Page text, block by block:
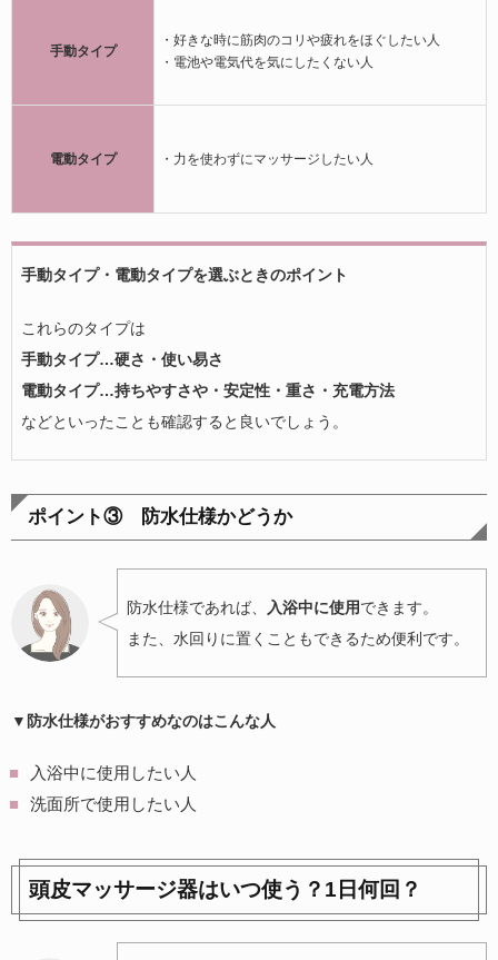
手動タイプ
・好きな時に筋肉のコリや疲れをほぐしたい人
・電池や電気代を気にしたくない人
電動タイプ ・力を使わずにマッサージしたい人
手動タイプ・電動タイプを選ぶときのポイント
これらのタイプは
手動タイプ…硬さ・使い易さ
電動タイプ…持ちやすさや・安定性・重さ・充電方法
などといったことも確認すると良いでしょう。
ポイント③ 防水仕様かどうか
防水仕様であれば、 入浴中に使用できます。
また、水回りに置くこともできるため便利です。
▼防水仕様がおすすめなのはこんな人
入浴中に使用したい人
洗面所で使用したい人
頭皮マッサージ器はいつ使う？1日何回？